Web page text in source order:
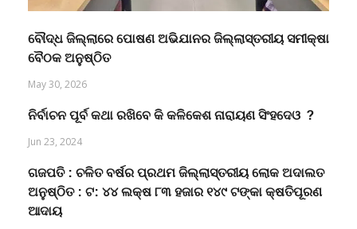
ବୌଦ୍ଧ ଜିଲ୍ଲାରେ ପୋଷଣ ଅଭିଯାନର ଜିଲ୍ଲାସ୍ତରୀୟ ସମୀକ୍ଷା
ବୈଠକ ଅନୁଷ୍ଠିତ
May 30, 2026
ନିର୍ବାଚନ ପୂର୍ବ କଥା ରଖିବେ କି କଳିକେଶ ନାରାୟଣ ସିଂହଦେଓ ?
Jun 23, 2024
ଗଜପତି : ଚଳିତ ବର୍ଷର ପ୍ରଥମ ଜିଲ୍ଲାସ୍ତରୀୟ ଲୋକ ଅଦାଲତ
ଅନୁଷ୍ଠିତ : ଟ: ୪୪ ଲକ୍ଷ ୮୩ ହଜାର ୧୪୯ ଟଙ୍କା କ୍ଷତିପୂରଣ
ଆଦାୟ